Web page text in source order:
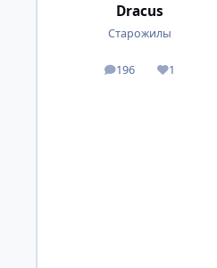
Dracus
Старожилы
196
посты 1
Репутация